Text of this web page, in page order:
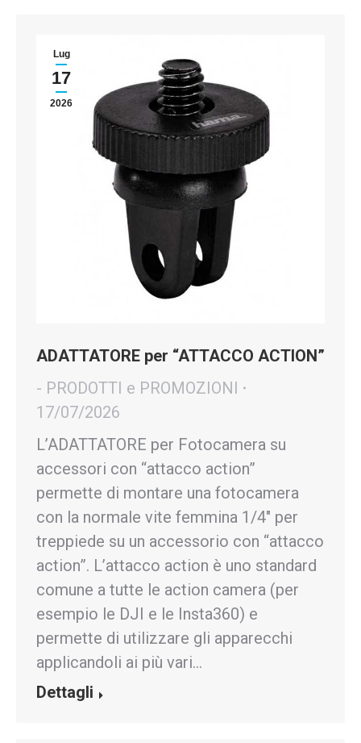
Lug
17
2026
ADATTATORE per “ATTACCO ACTION”
- PRODOTTI e PROMOZIONI
17/07/2026
L’ADATTATORE per Fotocamera su
accessori con “attacco action”
permette di montare una fotocamera
con la normale vite femmina 1/4″ per
treppiede su un accessorio con “attacco
action”. L’attacco action è uno standard
comune a tutte le action camera (per
esempio le DJI e le Insta360) e
permette di utilizzare gli apparecchi
applicandoli ai più vari…
Dettagli